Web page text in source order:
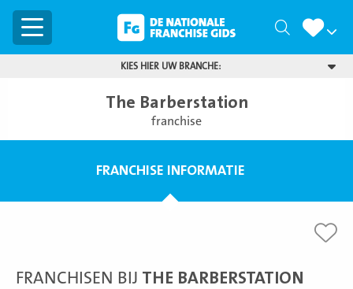
Menu Zoeken
KIES HIER UW BRANCHE:
The Barberstation
franchise
FRANCHISE INFORMATIE
FRANCHISEN BIJ THE BARBERSTATION